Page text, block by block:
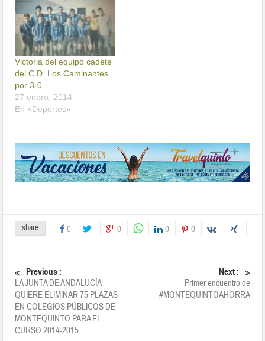
Victoria del equipo cadete
del C.D. Los Caminantes
por 3-0.
27 enero, 2014
En «Deportes»
share 0 0 0 0
Previous :
LA JUNTA DE ANDALUCÍA
QUIERE ELIMINAR 75 PLAZAS
EN COLEGIOS PÚBLICOS DE
MONTEQUINTO PARA EL
CURSO 2014-2015
Next :
Primer encuentro de
#MONTEQUINTOAHORRA